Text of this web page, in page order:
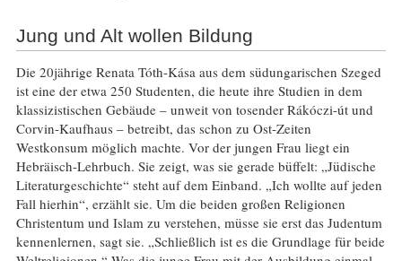
Jung und Alt wollen Bildung
Die 20jährige Renata Tóth-Kása aus dem südungarischen Szeged
ist eine der etwa 250 Studenten, die heute ihre Studien in dem
klassizistischen Gebäude – unweit von tosender Rákóczi-út und
Corvin-Kaufhaus – betreibt, das schon zu Ost-Zeiten
Westkonsum möglich machte. Vor der jungen Frau liegt ein
Hebräisch-Lehrbuch. Sie zeigt, was sie gerade büffelt: „Jüdische
Literaturgeschichte“ steht auf dem Einband. „Ich wollte auf jeden
Fall hierhin“, erzählt sie. Um die beiden großen Religionen
Christentum und Islam zu verstehen, müsse sie erst das Judentum
kennenlernen, sagt sie. „Schließlich ist es die Grundlage für beide